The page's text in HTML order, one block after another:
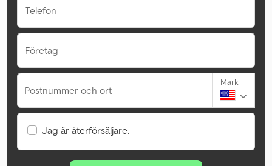
Telefon
Företag
Postnummer och ort
Mark
Jag är återförsäljare.